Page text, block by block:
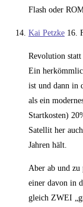
Flash oder
Kai Petzke 16.
Revolution
Ein
ist und dann in
als ein
Startkosten)
Satellit her
Jahren hält.
Aber ab und zu
einer davon in
gleich ZWEI